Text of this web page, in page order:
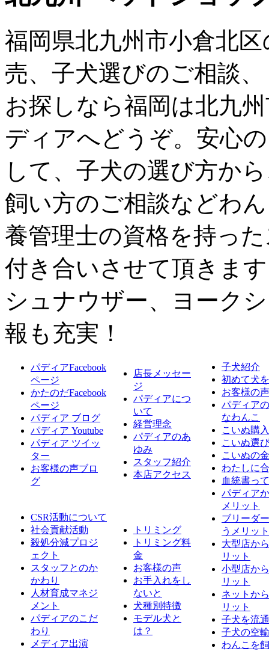
福岡県北九州市小倉北
売、子犬選びのご相談
お探しなら福岡は北九
ディアへどうぞ。安心
して、子犬の選び方か
飼い方のご相談などわ
養管理士の資格を持っ
付き合いさせて頂きま
シュナウザー、ヨーク
報も充実！
パディアFacebook
ページ
かたのだFacebook
ページ
パディア ブログ
パディア Youtube
パディア ツイッ
ター
お客様の声ブロ
グ
店長メッセー
ジ
パディアにつ
いて
経営理念
パディアのあ
ゆみ
スタッフ紹介
本店アクセス
子犬紹介
初めて犬
お客様の声
パディア
なわんこ
こいぬ購
こいぬ選
こいぬの
わたしに
血統書っ
パディア
メリット
ブリーダ
うメリット
大型店か
リット
小型店か
リット
ネットか
リット
子犬を流
子犬の空
わんこを
CSR活動について
社会貢献活動
殺処分減プロジ
ェクト
スタッフとのか
かわり
人材育成マネジ
メント
パディアのこだ
わり
メディア出演
トリミング
トリミング料
金
お客様の声
お手入れをし
ないと
犬種別特徴
モデル犬と
は？